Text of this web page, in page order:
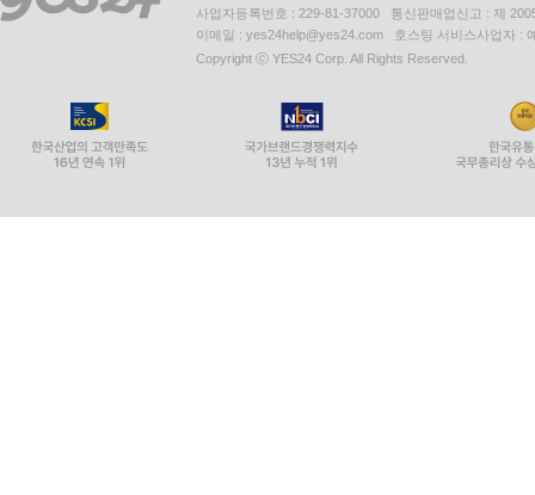
사업자등록번호 : 229-81-37000 통신판매업신고 : 제
이메일 : yes24help@yes24.com 호스팅 서비스사업자 :
Copyright ⓒ YES24 Corp. All Rights Reserved.